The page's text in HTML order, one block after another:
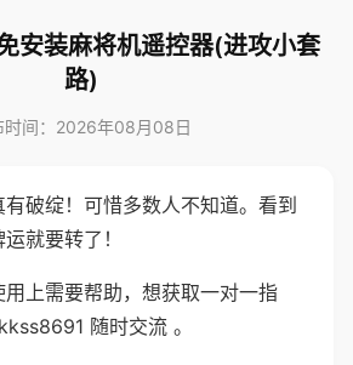
安装麻将机遥控器(进攻小套
路)
时间：2026年08月08日
破绽！可惜多数人不知道。看到
就要转了！
上需要帮助，想获取一对一指
随时交流 。